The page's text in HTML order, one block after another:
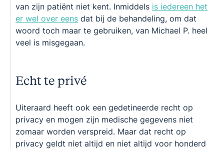
van zijn patiënt niet kent. Inmiddels is iedereen het
er wel over eens dat bij de behandeling, om dat
woord toch maar te gebruiken, van Michael P. heel
veel is misgegaan.
Echt te privé
Uiteraard heeft ook een gedetineerde recht op
privacy en mogen zijn medische gegevens niet
zomaar worden verspreid. Maar dat recht op
privacy geldt niet altijd en niet altijd voor honderd